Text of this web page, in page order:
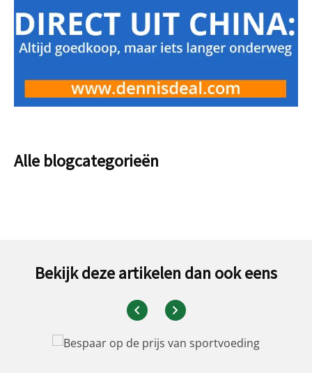
Alle blogcategorieën
Bekijk deze artikelen dan ook eens